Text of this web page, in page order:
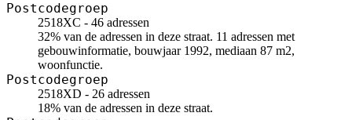
Postcodegroep
2518XC - 46 adressen
32% van de adressen in deze straat. 11 adressen met
gebouwinformatie, bouwjaar 1992, mediaan 87 m2,
woonfunctie.
Postcodegroep
2518XD - 26 adressen
18% van de adressen in deze straat.